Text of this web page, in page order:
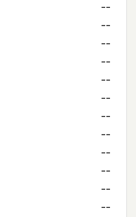
--
--
--
--
--
--
--
--
--
--
--
--